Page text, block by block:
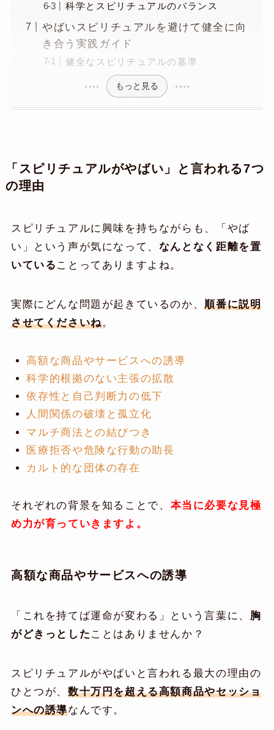
科学とスピリチュアルのバランス
やばいスピリチュアルを避けて健全に向
き合う実践ガイド
健全なスピリチュアルの基準
もっと見る
「スピリチュアルがやばい」と言われる7つ
の理由
スピリチュアルに興味を持ちながらも、「やば
い」という声が気になって、 なんとなく距離を置
いている ことってありますよね。
実際にどんな問題が起きているのか、順番に説明
させてくださいね。
高額な商品やサービスへの誘導
科学的根拠のない主張の拡散
依存性と自己判断力の低下
人間関係の破壊と孤立化
マルチ商法との結びつき
医療拒否や危険な行動の助長
カルト的な団体の存在
それぞれの背景を知ることで、 本当に必要な見極
め力が育っていきますよ。
高額な商品やサービスへの誘導
「これを持てば運命が変わる」という言葉に、 胸
がどきっとした ことはありませんか？
スピリチュアルがやばいと言われる最大の理由の
ひとつが、 数十万円を超える高額商品やセッショ
ンへの誘導なんです。